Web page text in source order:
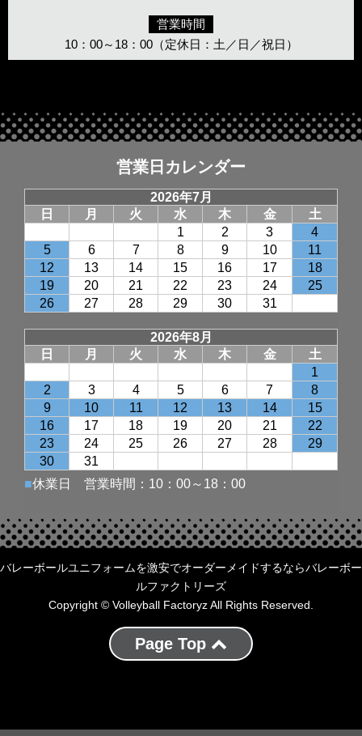
営業時間
10：00～18：00（定休日：土／日／祝日）
営業日カレンダー
バレーボールユニフォームを激安でオーダーメイドするならバレーボー
ルファクトリーズ
Copyright © Volleyball Factoryz All Rights Reserved.
Page Top